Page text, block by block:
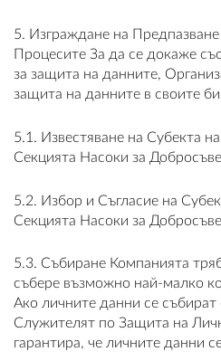
5. Изграждане на
Процесите За да се докаже
за защита на данните,
защита на данните в своите
5.1. Известяване на Субекта
Секцията Насоки за
5.2. Избор и Съгласие на
Секцията Насоки за
5.3. Събиране Компанията
събере възможно най-малко
Ако личните данни се събират
Служителят по Защита на
гарантира, че личните данни